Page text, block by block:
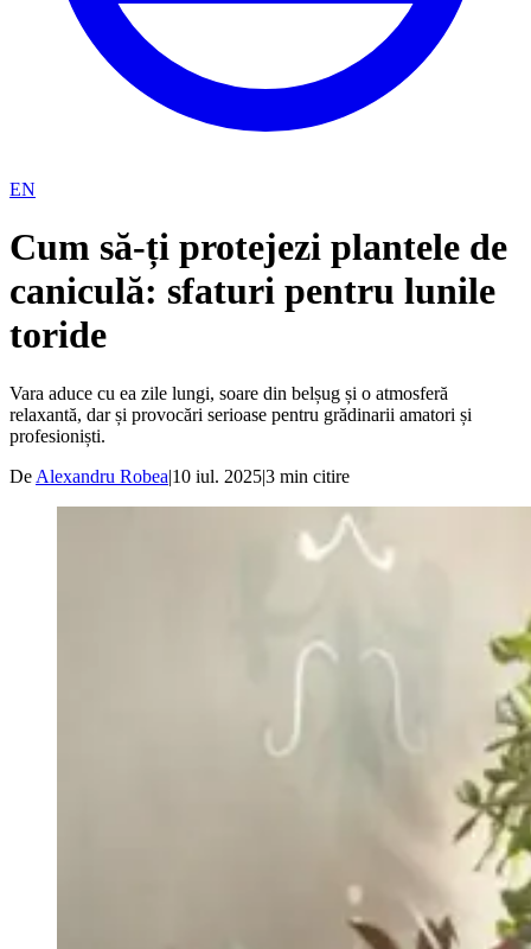
EN
Cum să-ți protejezi plantele de
caniculă: sfaturi pentru lunile
toride
Vara aduce cu ea zile lungi, soare din belșug și o atmosferă
relaxantă, dar și provocări serioase pentru grădinarii amatori și
profesioniști.
De Alexandru Robea|10 iul. 2025|3 min citire